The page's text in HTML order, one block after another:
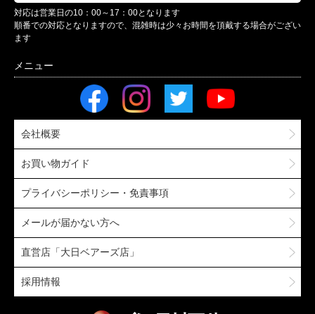
対応は営業日の10：00～17：00となります
順番での対応となりますので、混雑時は少々お時間を頂戴する場合がござい
ます
会社概要
お買い物ガイド
プライバシーポリシー・免責事項
メールが届かない方へ
直営店「大日ベアーズ店」
採用情報